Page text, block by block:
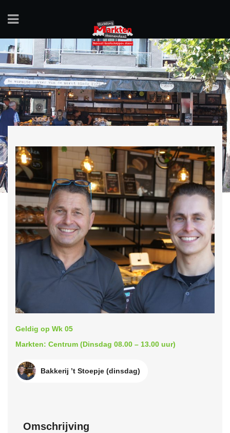
Geldig op Wk 05
Markten: Centrum (Dinsdag 08.00 – 13.00 uur)
Bakkerij ’t Stoepje (dinsdag)
Omschrijving